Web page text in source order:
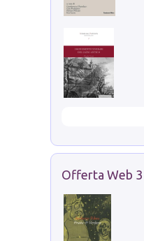
Offerta Web 3